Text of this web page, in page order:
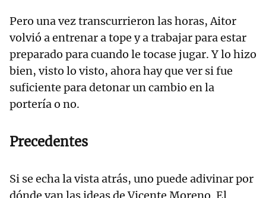
Pero una vez transcurrieron las horas, Aitor
volvió a entrenar a tope y a trabajar para estar
preparado para cuando le tocase jugar. Y lo hizo
bien, visto lo visto, ahora hay que ver si fue
suficiente para detonar un cambio en la
portería o no.
Precedentes
Si se echa la vista atrás, uno puede adivinar por